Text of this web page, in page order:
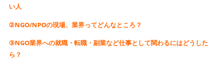
い人
②NGO/NPOの現場、業界ってどんなところ？
③NGO業界への就職・転職・副業など仕事として関わるにはどうした
ら？